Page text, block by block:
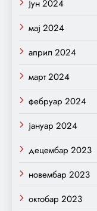
јун 2024
мај 2024
април 2024
март 2024
фебруар 2024
јануар 2024
децембар 2023
новембар 2023
октобар 2023